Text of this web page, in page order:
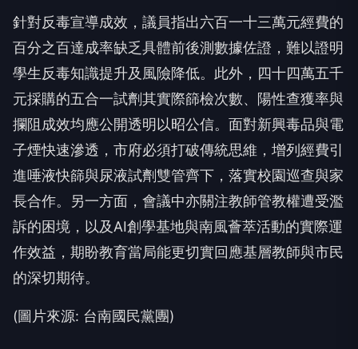
針對反毒宣導成效，議員指出六百一十三萬元經費的
百分之百達成率缺乏具體前後測數據佐證，難以證明
學生反毒知識提升及風險降低。此外，四十四萬五千
元採購的五合一試劑其實際篩檢次數、陽性查獲率與
攔阻成效均應公開透明以昭公信。面對新興毒品與電
子煙快速滲透，市府必須打破傳統思維，增列經費引
進唾液快篩與尿液試劑雙管齊下，落實校園巡查與家
長合作。另一方面，會議中亦關注教師管教權遭受濫
訴的困境，以及AI創學基地與南風薈萃活動的實際運
作效益，期盼教育當局能更切實回應基層教師與市民
的深切期待。
(圖片來源: 台南國民黨團)